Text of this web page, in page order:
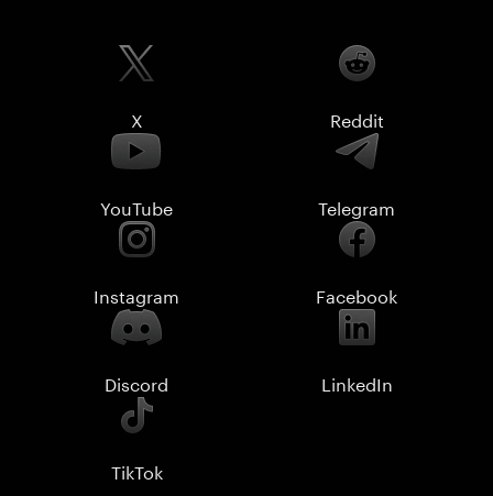
X Reddit
YouTube Telegram
Instagram Facebook
Discord LinkedIn
TikTok